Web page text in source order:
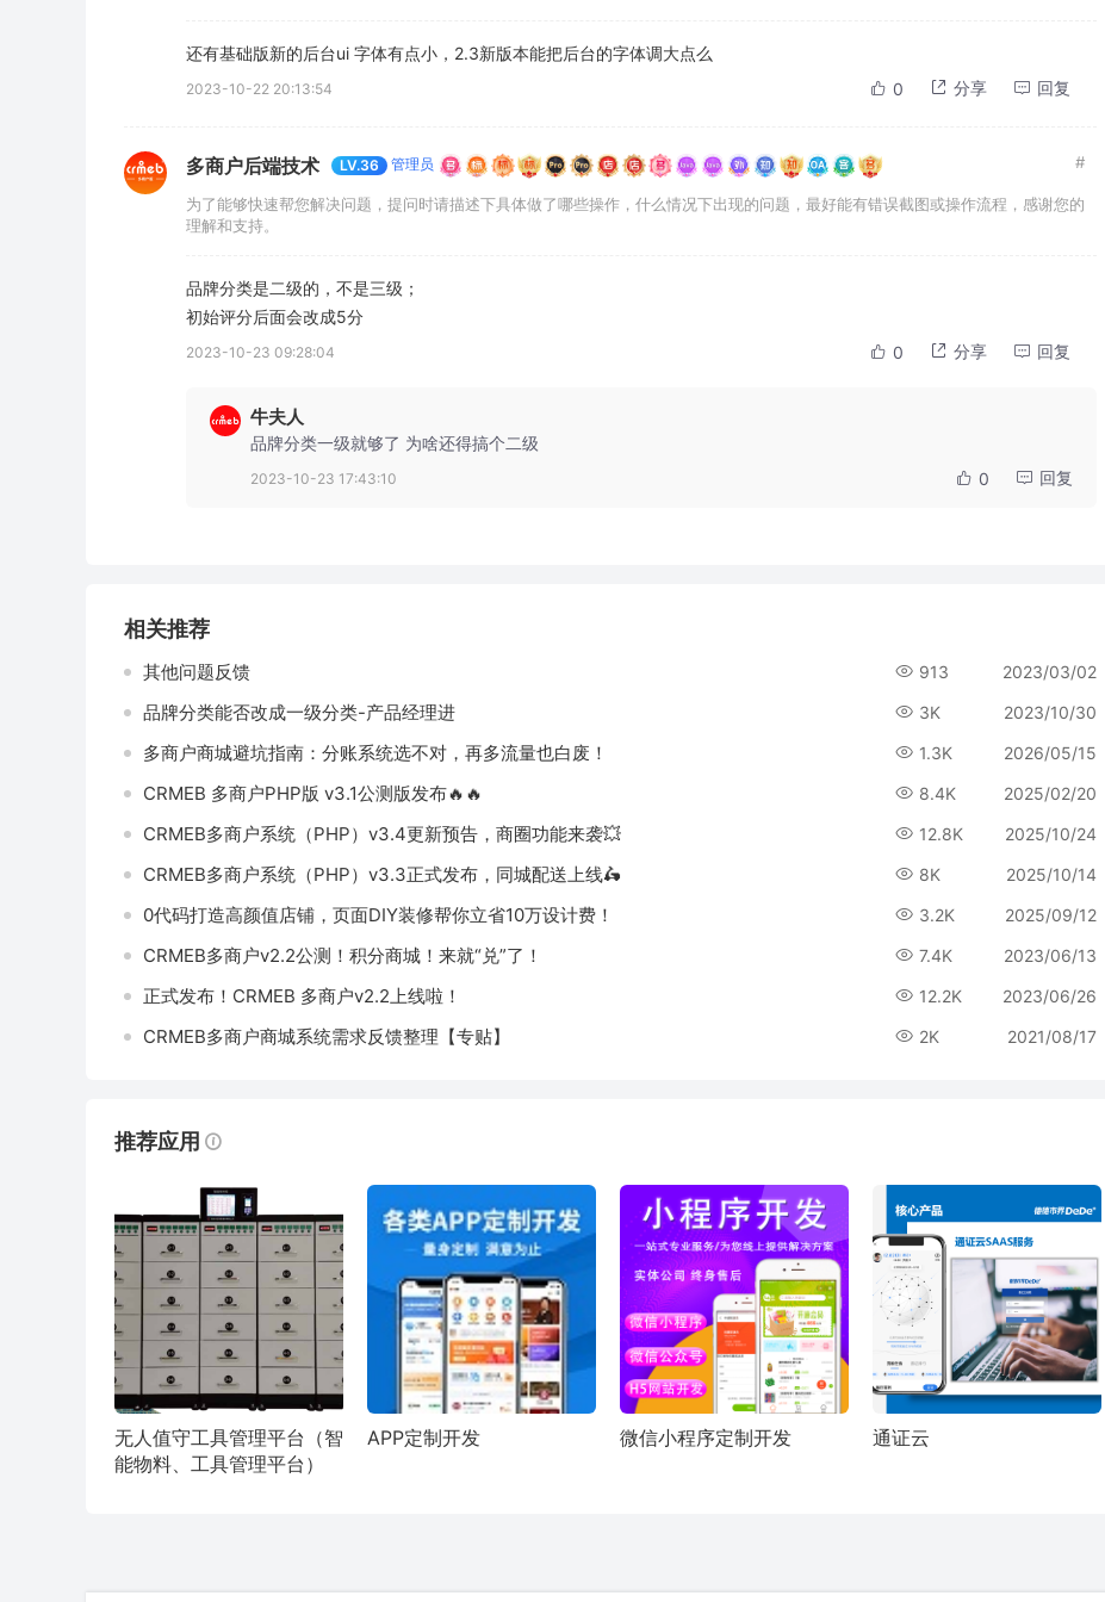
还有基础版新的后台ui 字体有点小，2.3新版本能把后台的字体调大点么
2023-10-22 20:13:54 0 分享 回复
多商户后端技术 LV.36 管理员 #
为了能够快速帮您解决问题，提问时请描述下具体做了哪些操作，什么情况下出现的问题，最好能有错误截图或操作流程，感谢您的
理解和支持。
品牌分类是二级的，不是三级；
初始评分后面会改成5分
2023-10-23 09:28:04 0 分享 回复
牛夫人
品牌分类一级就够了 为啥还得搞个二级
2023-10-23 17:43:10 0 回复
相关推荐
其他问题反馈 913 2023/03/02
品牌分类能否改成一级分类-产品经理进 3K 2023/10/30
多商户商城避坑指南：分账系统选不对，再多流量也白废！ 1.3K 2026/05/15
CRMEB 多商户PHP版 v3.1公测版发布🔥🔥 8.4K 2025/02/20
CRMEB多商户系统（PHP）v3.4更新预告，商圈功能来袭💥 12.8K 2025/10/24
CRMEB多商户系统（PHP）v3.3正式发布，同城配送上线🛵 8K 2025/10/14
0代码打造高颜值店铺，页面DIY装修帮你立省10万设计费！ 3.2K 2025/09/12
CRMEB多商户v2.2公测！积分商城！来就“兑”了！ 7.4K 2023/06/13
正式发布！CRMEB 多商户v2.2上线啦！ 12.2K 2023/06/26
CRMEB多商户商城系统需求反馈整理【专贴】 2K 2021/08/17
推荐应用
无人值守工具管理平台（智
能物料、工具管理平台）
APP定制开发 微信小程序定制开发 通证云